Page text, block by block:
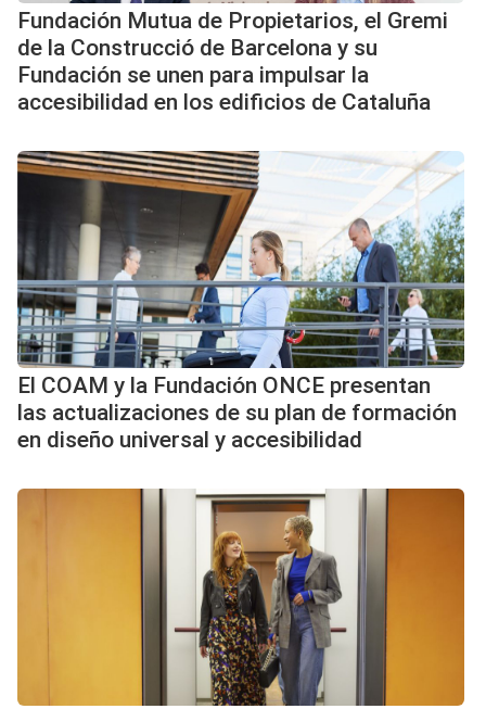
Fundación Mutua de Propietarios, el Gremi
de la Construcció de Barcelona y su
Fundación se unen para impulsar la
accesibilidad en los edificios de Cataluña
El COAM y la Fundación ONCE presentan
las actualizaciones de su plan de formación
en diseño universal y accesibilidad